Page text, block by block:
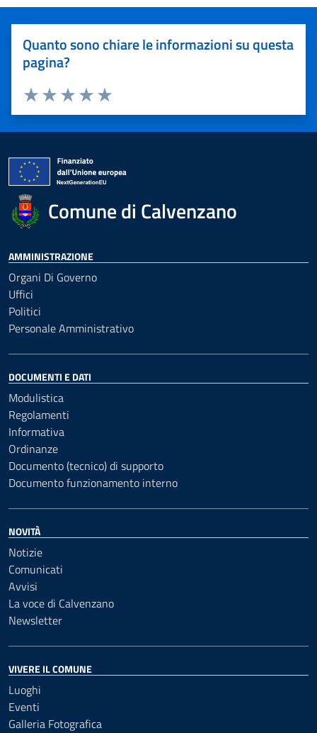
Quanto sono chiare le informazioni su questa
pagina?
Valuta 5 stelle su 5
Valuta 4 stelle su 5
Valuta 3 stelle su 5
Valuta 2 stelle su 5
Valuta 1 stelle su 5
Comune di Calvenzano
AMMINISTRAZIONE
Organi Di Governo
Uffici
Politici
Personale Amministrativo
DOCUMENTI E DATI
Modulistica
Regolamenti
Informativa
Ordinanze
Documento (tecnico) di supporto
Documento funzionamento interno
NOVITÀ
Notizie
Comunicati
Avvisi
La voce di Calvenzano
Newsletter
VIVERE IL COMUNE
Luoghi
Eventi
Galleria Fotografica